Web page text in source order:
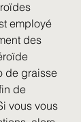
employé
des
de graisse
de
vous vous